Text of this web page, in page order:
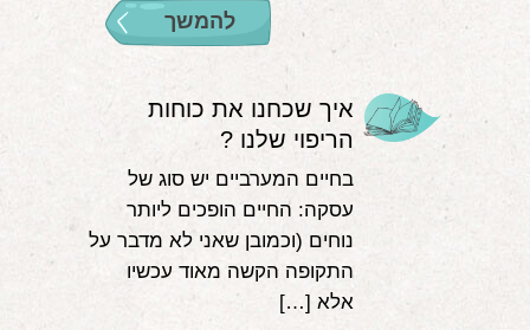
להמשך
איך שכחנו את כוחות
הריפוי שלנו ?
בחיים המערביים יש סוג של
עסקה: החיים הופכים ליותר
נוחים (וכמובן שאני לא מדבר על
התקופה הקשה מאוד עכשיו
אלא […]